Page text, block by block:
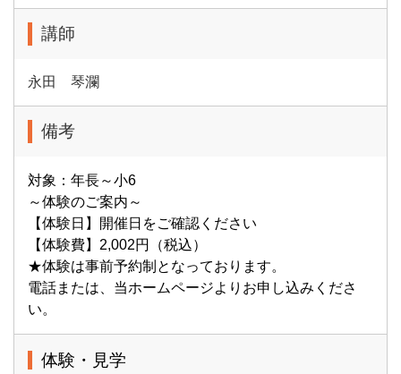
講師
永田 琴瀾
備考
対象：年長～小6
～体験のご案内～
【体験日】開催日をご確認ください
【体験費】2,002円（税込）
★体験は事前予約制となっております。
電話または、当ホームページよりお申し込みくださ
い。
体験・見学